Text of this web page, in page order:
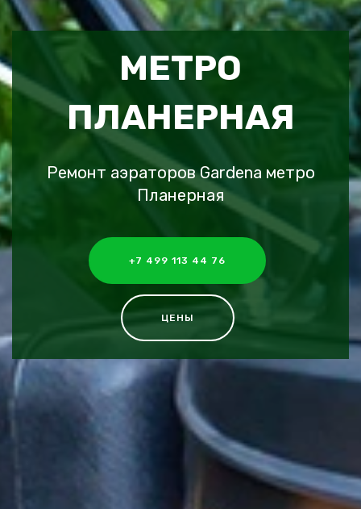
МЕТРО
ПЛАНЕРНАЯ
Ремонт аэраторов Gardena метро
Планерная
+7 499 113 44 76
ЦЕНЫ